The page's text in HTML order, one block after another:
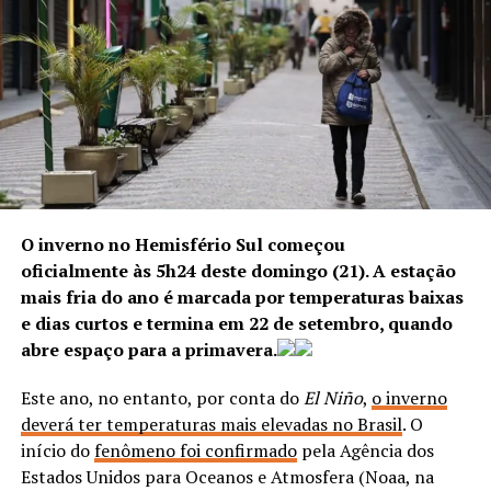
Itanhangá, controlada pelo Comando Vermelho
. Em
uma área de mata fechada,três criminosos foram
baleados e encaminhados a um hospital público na
Barra da Tijuca.
Segundo a Polícia Civil, a ação resulta de um trabalho de
organização criminosa e sua influência sobre diversos
crimes patrimoniais, como roubos e receptação de
veículos. Esses automóveis eram usados em outras ações
criminosas ou incorporados à logística da organização,
O inverno no Hemisfério Sul começou
oficialmente às 5h24 deste domingo (21). A estação
mais fria do ano é marcada por temperaturas baixas
e dias curtos e termina em 22 de setembro, quando
abre espaço para a primavera.
Este ano, no entanto, por conta doEl Niño, o inverno
deverá ter temperaturas mais elevadas no Brasil. O
início dofenômeno foi confirmadopela Agência dos
Estados Unidos para Oceanos e Atmosfera (Noaa, na